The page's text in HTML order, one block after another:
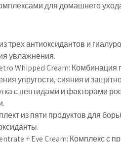
для домашнего
трех антиоксидантов и
увлажнения.
Whipped Cream: Комбинация
упругости, сияния и
с пептидами и факторами
из пяти продуктов для
+ Eye Cream: Комплекс с